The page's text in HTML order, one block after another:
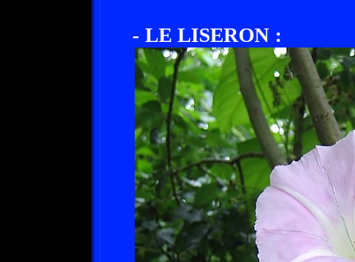
- LE LISERON :